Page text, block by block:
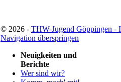
© 2026 - THW-Jugend Göppingen -
Navigation überspringen
Neuigkeiten und
Berichte
Wer sind wir?